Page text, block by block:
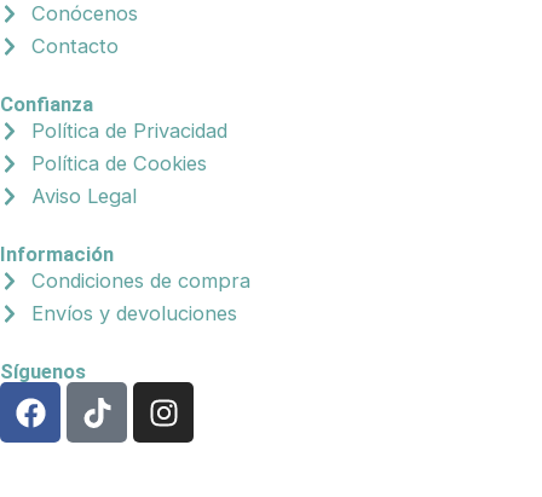
Conócenos
Contacto
Confianza
Política de Privacidad
Política de Cookies
Aviso Legal
Información
Condiciones de compra
Envíos y devoluciones
Síguenos
F
a
T
i
I
n